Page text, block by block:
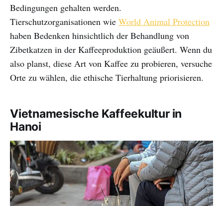
Bedingungen gehalten werden.
Tierschutzorganisationen wie World Animal Protection
haben Bedenken hinsichtlich der Behandlung von
Zibetkatzen in der Kaffeeproduktion geäußert. Wenn du
also planst, diese Art von Kaffee zu probieren, versuche
Orte zu wählen, die ethische Tierhaltung priorisieren.
Vietnamesische Kaffeekultur in
Hanoi